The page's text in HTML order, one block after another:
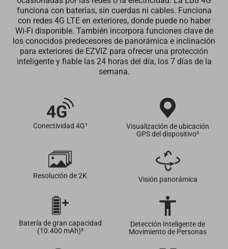
funciona con baterías, sin cuerdas ni cables. Funciona
con redes 4G LTE en exteriores, donde puede no haber
Wi-Fi disponible. También incorpora funciones clave de
los conocidos predecesores de panorámica e inclinación
para exteriores de EZVIZ para ofrecer una protección
inteligente y fiable las 24 horas del día, los 7 días de la
semana.
Conectividad 4G¹
Visualización de ubicación
GPS del dispositivo²
Resolución de 2K Visión panorámica
Batería de gran capacidad
(10.400 mAh)³
Detección Inteligente de
Movimiento de Personas